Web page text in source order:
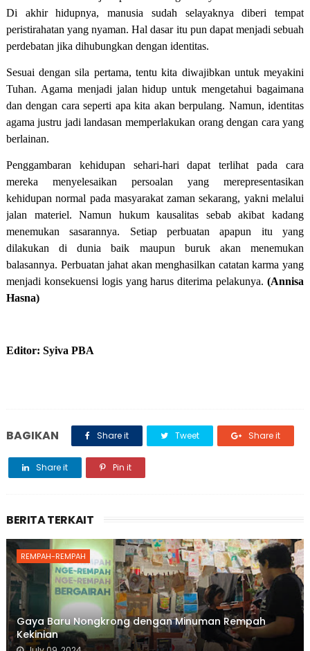
Di akhir hidupnya, manusia sudah selayaknya diberi tempat
peristirahatan yang nyaman. Hal dasar itu pun dapat menjadi sebuah
perdebatan jika dihubungkan dengan identitas.
Sesuai dengan sila pertama, tentu kita diwajibkan untuk meyakini
Tuhan. Agama menjadi jalan hidup untuk mengetahui bagaimana
dan dengan cara seperti apa kita akan berpulang. Namun, identitas
agama justru jadi landasan memperlakukan orang dengan cara yang
berlainan.
Penggambaran kehidupan sehari-hari dapat terlihat pada cara
mereka menyelesaikan persoalan yang merepresentasikan
kehidupan normal pada masyarakat zaman sekarang, yakni melalui
jalan materiel. Namun hukum kausalitas sebab akibat kadang
menemukan sasarannya. Setiap perbuatan apapun itu yang
dilakukan di dunia baik maupun buruk akan menemukan
balasannya. Perbuatan jahat akan menghasilkan catatan karma yang
menjadi konsekuensi logis yang harus diterima pelakunya. (Annisa
Hasna)
Editor: Syiva PBA
BAGIKAN Share it Tweet Share it
Share it Pin it
BERITA TERKAIT
REMPAH-REMPAH
Gaya Baru Nongkrong dengan Minuman Rempah
Kekinian